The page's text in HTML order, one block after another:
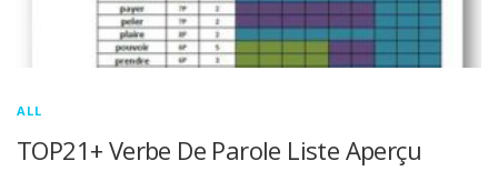
ALL
TOP21+ Verbe De Parole Liste Aperçu